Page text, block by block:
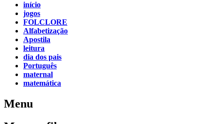
início
jogos
FOLCLORE
Alfabetização
Apostila
leitura
dia dos pais
Português
maternal
matemática
Menu